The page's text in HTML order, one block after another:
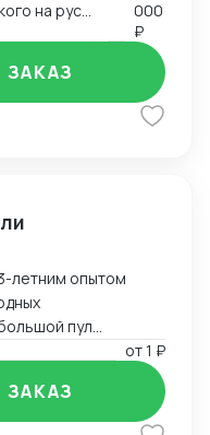
базы •
и менталитета
Услуги переводчика (с английского на русский и с русского на английский)
000
₽
летним опытом
пул
по всему
из любой точки
Ваши
а также помогу
от1 ₽